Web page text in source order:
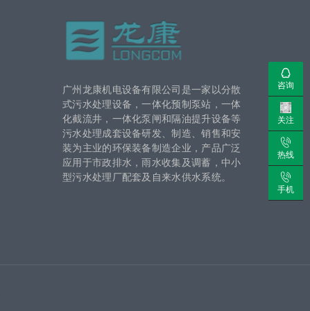
广州龙康机电设备有限公司是一家以分散
式污水处理设备，一体化预制泵站，一体
化截流井，一体化泵闸和隔油提升设备等
污水处理成套设备研发、制造、销售和安
装为主业的环保装备制造企业，产品广泛
应用于市政排水，雨水收集及调蓄，中小
型污水处理厂配套及自来水供水系统。
咨询
关注
热线
手机